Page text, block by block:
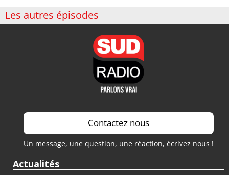
Les autres épisodes
Contactez nous
Un message, une question, une réaction, écrivez nous !
Actualités